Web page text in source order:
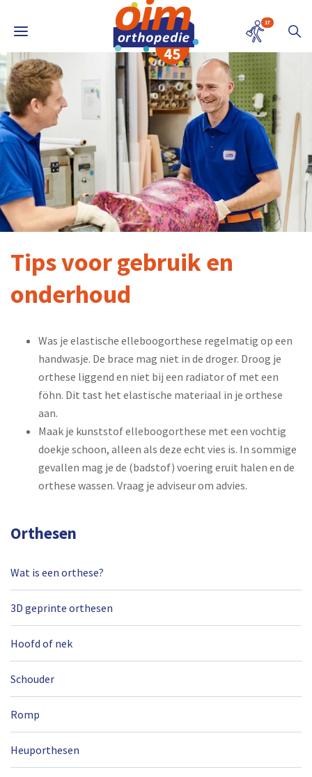
17
Tips voor gebruik en
onderhoud
Was je elastische elleboogorthese regelmatig op een
handwasje. De brace mag niet in de droger. Droog je
orthese liggend en niet bij een radiator of met een
föhn. Dit tast het elastische materiaal in je orthese
aan.
Maak je kunststof elleboogorthese met een vochtig
doekje schoon, alleen als deze echt vies is. In sommige
gevallen mag je de (badstof) voering eruit halen en de
orthese wassen. Vraag je adviseur om advies.
Orthesen
Wat is een orthese?
3D geprinte orthesen
Hoofd of nek
Schouder
Romp
Heuporthesen